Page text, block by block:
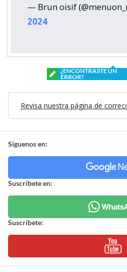
— Brun oisif
2024
¿ENCONTRASTE UN
ERROR?
Revisa nuestra página de
Síguenos en:
Suscríbete en:
Suscríbete: